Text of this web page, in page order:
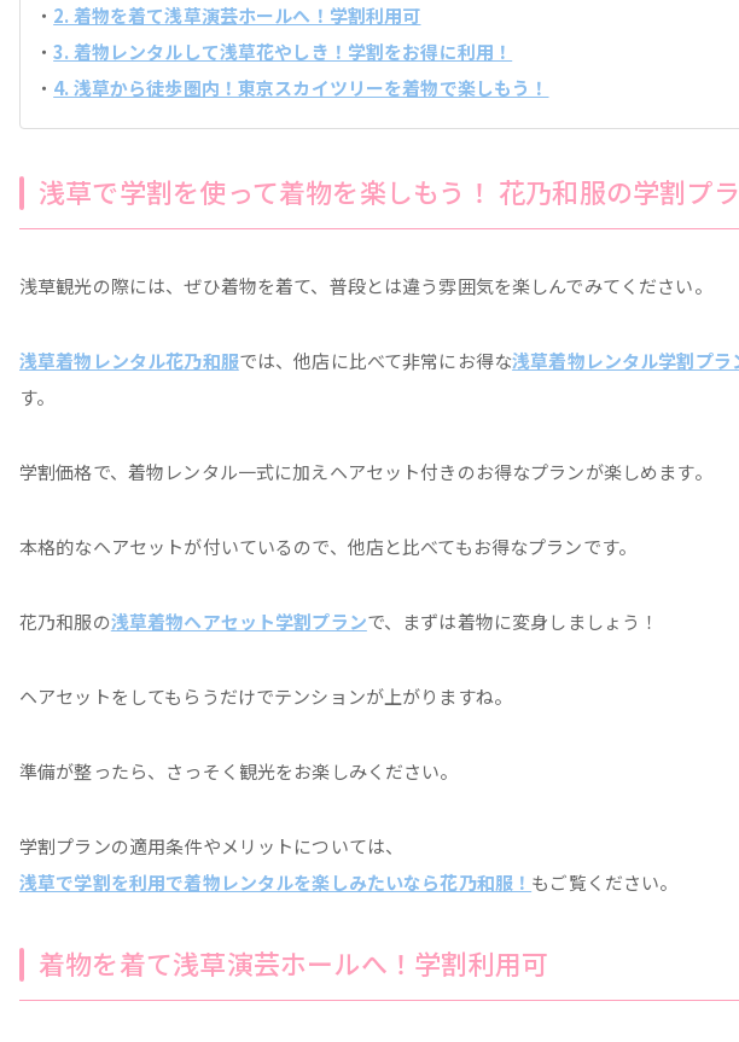
2. 着物を着て浅草演芸ホールへ！学割利用可
3. 着物レンタルして浅草花やしき！学割をお得に利用！
4. 浅草から徒歩圏内！東京スカイツリーを着物で楽しもう！
浅草で学割を使って着物を楽しもう！ 花乃和服の学割プ
浅草観光の際には、ぜひ着物を着て、普段とは違う雰囲気を楽しんでみてください。
浅草着物レンタル花乃和服では、他店に比べて非常にお得な浅草着物レンタル学割プラ
す。
学割価格で、着物レンタル一式に加えヘアセット付きのお得なプランが楽しめます。
本格的なヘアセットが付いているので、他店と比べてもお得なプランです。
花乃和服の浅草着物ヘアセット学割プランで、まずは着物に変身しましょう！
ヘアセットをしてもらうだけでテンションが上がりますね。
準備が整ったら、さっそく観光をお楽しみください。
学割プランの適用条件やメリットについては、
浅草で学割を利用で着物レンタルを楽しみたいなら花乃和服！ もご覧ください。
着物を着て浅草演芸ホールへ！学割利用可